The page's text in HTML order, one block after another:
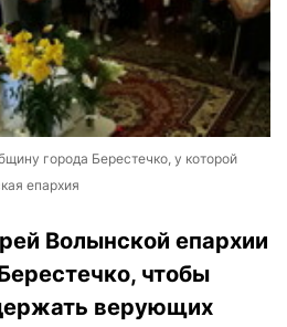
города Берестечко, у которой
епархия
Волынской епархии
чтобы
верующих